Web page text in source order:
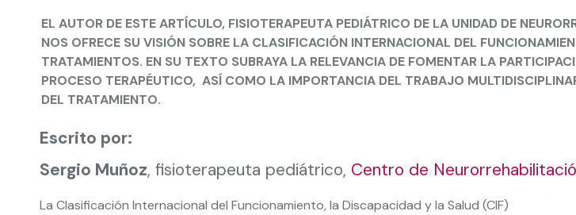
EL AUTOR DE ESTE ARTÍCULO, FISIOTERAPEUTA PEDIÁTRICO DE LA UNIDAD DE
NOS OFRECE SU VISIÓN SOBRE LA CLASIFICACIÓN INTERNACIONAL DEL
TRATAMIENTOS. EN SU TEXTO SUBRAYA LA RELEVANCIA DE FOMENTAR LA
PROCESO TERAPÉUTICO, ASÍ COMO LA IMPORTANCIA DEL TRABAJO
DEL TRATAMIENTO.
Escrito por:
Sergio Muñoz, fisioterapeuta pediátrico, Centro de
La Clasificación Internacional del Funcionamiento, la Discapacidad y la Salud (CIF)